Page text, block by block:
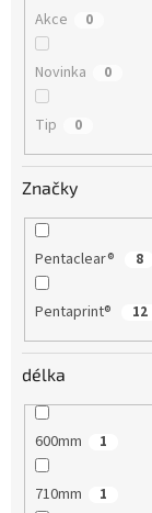
Akce 0
Novinka 0
Tip 0
Značky
Pentaclear® 8
Pentaprint® 12
délka
600mm 1
710mm 1